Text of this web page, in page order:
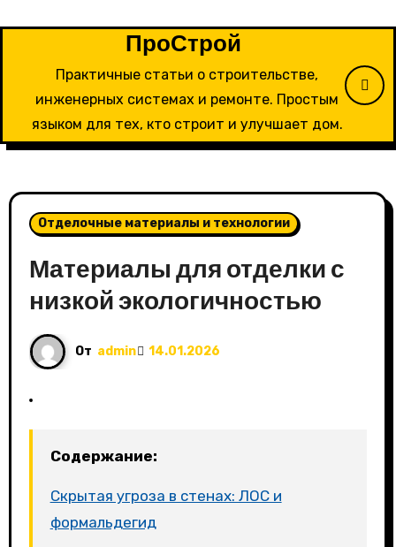
ПроСтрой
Практичные статьи о строительстве,
инженерных системах и ремонте. Простым
языком для тех, кто строит и улучшает дом.
Отделочные материалы и технологии
Материалы для отделки с
низкой экологичностью
От admin 14.01.2026
Содержание:
Скрытая угроза в стенах: ЛОС и
формальдегид